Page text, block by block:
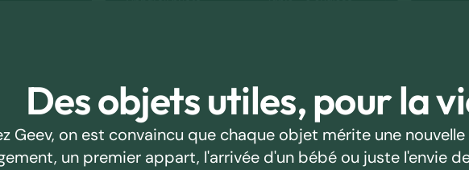
Des objets utiles, pour la
Geev, on est convaincu que chaque objet mérite une nouvelle
un premier appart, l'arrivée d'un bébé ou juste l'envie